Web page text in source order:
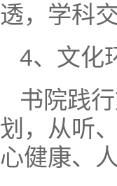
透，学科
4、文化
书院践
划，从听
心健康、